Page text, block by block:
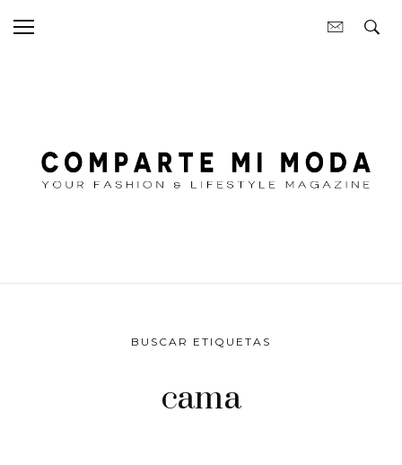
BUSCAR ETIQUETAS
cama